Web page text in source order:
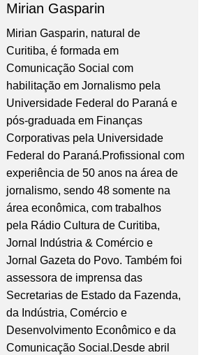
Mirian Gasparin
Mirian Gasparin, natural de
Curitiba, é formada em
Comunicação Social com
habilitação em Jornalismo pela
Universidade Federal do Paraná e
pós-graduada em Finanças
Corporativas pela Universidade
Federal do Paraná.Profissional com
experiência de 50 anos na área de
jornalismo, sendo 48 somente na
área econômica, com trabalhos
pela Rádio Cultura de Curitiba,
Jornal Indústria & Comércio e
Jornal Gazeta do Povo. Também foi
assessora de imprensa das
Secretarias de Estado da Fazenda,
da Indústria, Comércio e
Desenvolvimento Econômico e da
Comunicação Social.Desde abril